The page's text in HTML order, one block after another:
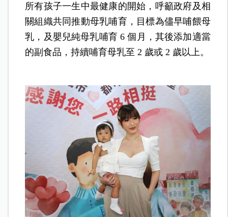
所有孩子一生中最健康的開始，呼籲政府及相
關組織共同推動母乳哺育，目標為儘早哺餵母
乳，及嬰兒純母乳哺育 6 個月，其後添加適當
的副食品，持續哺育母乳至 2 歲或 2 歲以上。